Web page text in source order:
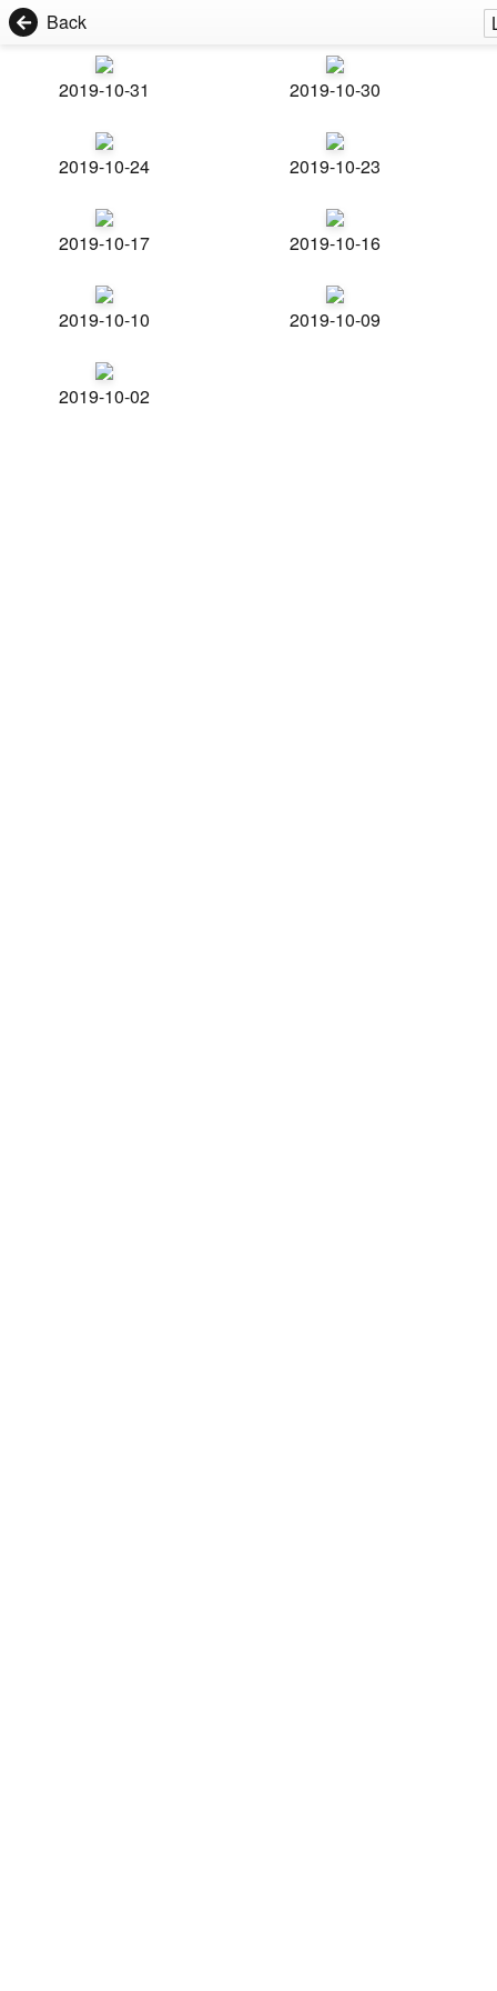
Back
2019-10-31 2019-10-30
2019-10-24 2019-10-23
2019-10-17 2019-10-16
2019-10-10 2019-10-09
2019-10-02